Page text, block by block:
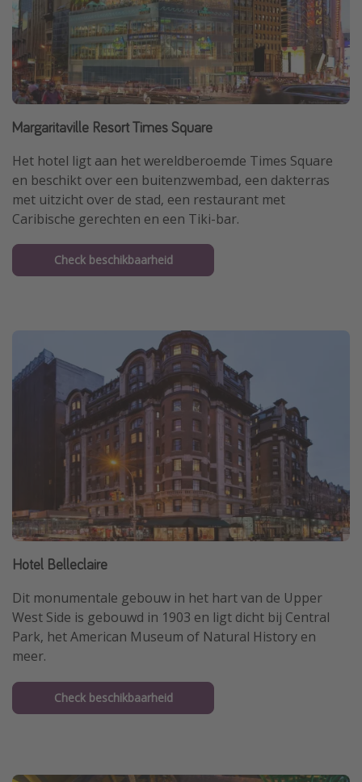
Margaritaville Resort Times Square
Het hotel ligt aan het wereldberoemde Times Square
en beschikt over een buitenzwembad, een dakterras
met uitzicht over de stad, een restaurant met
Caribische gerechten en een Tiki-bar.
Check beschikbaarheid
Hotel Belleclaire
Dit monumentale gebouw in het hart van de Upper
West Side is gebouwd in 1903 en ligt dicht bij Central
Park, het American Museum of Natural History en
meer.
Check beschikbaarheid